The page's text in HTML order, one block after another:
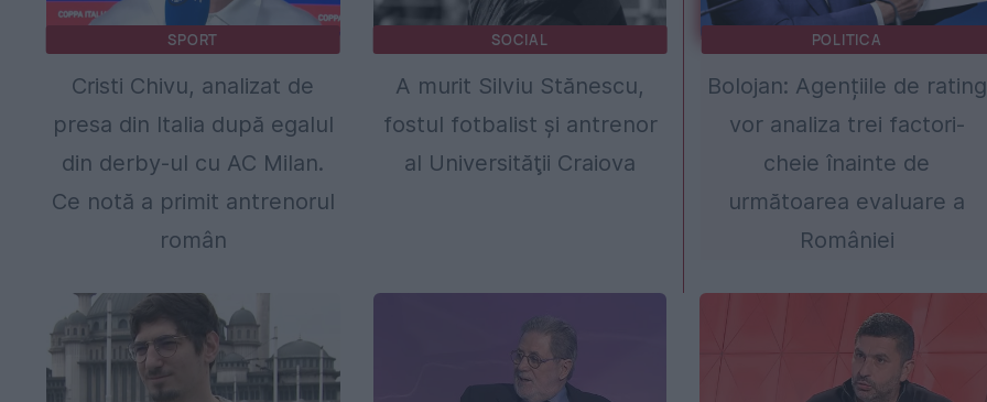
SPORT
Cristi Chivu, analizat de
presa din Italia după egalul
din derby-ul cu AC Milan.
Ce notă a primit antrenorul
român
SOCIAL
A murit Silviu Stănescu,
fostul fotbalist şi antrenor
al Universităţii Craiova
POLITICA
Bolojan: Agențiile de rating
vor analiza trei factori-
cheie înainte de
următoarea evaluare a
României